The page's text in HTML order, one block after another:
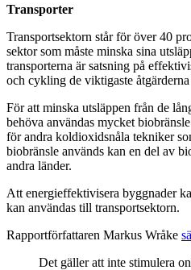
Transporter
Transportsektorn står för över 40
sektor som måste minska sina
transporterna är satsning på
och cykling de viktigaste
För att minska utsläppen från de
behöva användas mycket
för andra koldioxidsnåla tekniker
biobränsle används kan en del av
andra länder.
Att energieffektivisera byggnader
kan användas till transportsektorn.
Rapportförfattaren Markus Wråke
Det gäller att inte stimulera